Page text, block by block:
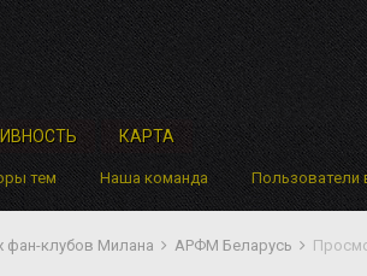
тем Наша команда Пользователи
КАРТА
фан-клубов Милана АРФМ Беларусь